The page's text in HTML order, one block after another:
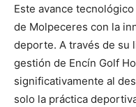
Este avance
de Molpeceres con la
deporte. A través de su
gestión de Encín Golf
significativamente al
solo la práctica